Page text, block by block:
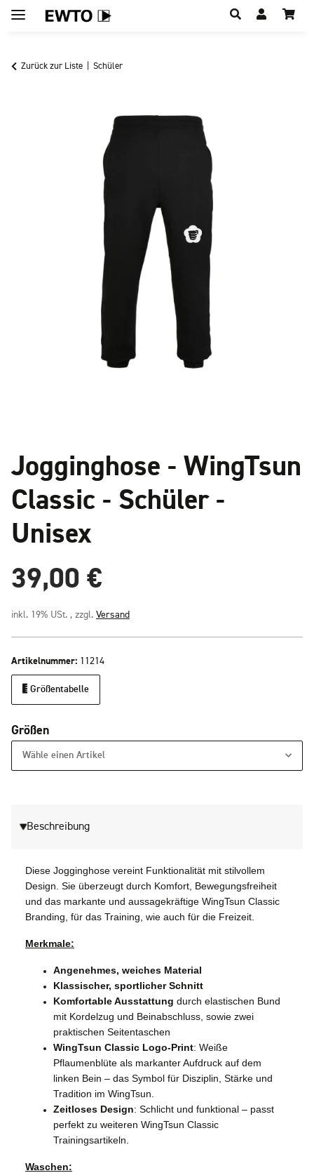
Zurück zur Liste Schüler
Jogginghose - WingTsun
Classic - Schüler -
Unisex
39,00 €
inkl. 19% USt. , zzgl. Versand
Artikelnummer: 11214
Größentabelle
Größen
Wähle einen Artikel
Beschreibung
Diese Jogginghose vereint Funktionalität mit stilvollem
Design. Sie überzeugt durch Komfort, Bewegungsfreiheit
und das markante und aussagekräftige WingTsun Classic
Branding, für das Training, wie auch für die Freizeit.
Merkmale:
Angenehmes, weiches Material
Klassischer, sportlicher Schnitt
Komfortable Ausstattung durch elastischen Bund
mit Kordelzug und Beinabschluss, sowie zwei
praktischen Seitentaschen
WingTsun Classic Logo-Print: Weiße
Pflaumenblüte als markanter Aufdruck auf dem
linken Bein – das Symbol für Disziplin, Stärke und
Tradition im WingTsun.
Zeitloses Design: Schlicht und funktional – passt
perfekt zu weiteren WingTsun Classic
Trainingsartikeln.
Waschen: